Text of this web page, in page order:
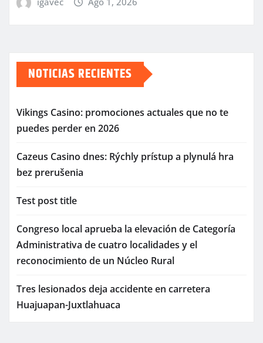
NOTICIAS RECIENTES
Vikings Casino: promociones actuales que no te
puedes perder en 2026
Cazeus Casino dnes: Rýchly prístup a plynulá hra
bez prerušenia
Test post title
Congreso local aprueba la elevación de Categoría
Administrativa de cuatro localidades y el
reconocimiento de un Núcleo Rural
Tres lesionados deja accidente en carretera
Huajuapan-Juxtlahuaca